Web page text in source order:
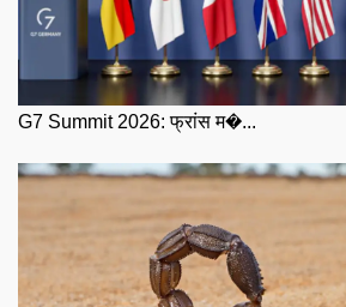
G7 Summit 2026: फ्रांस म�...